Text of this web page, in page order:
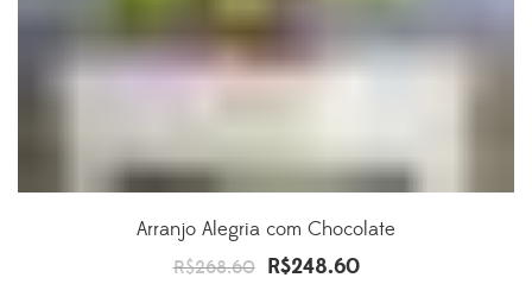
Arranjo Alegria com Chocolate
R$268.60 O
R$248.60O